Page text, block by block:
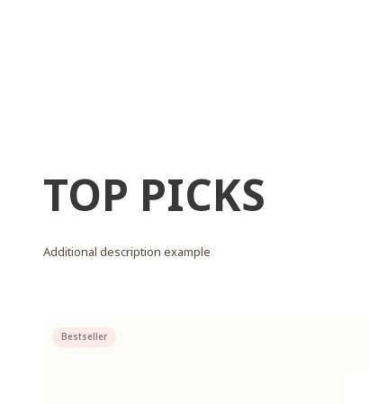
TOP PICKS
Additional description example
Bestseller